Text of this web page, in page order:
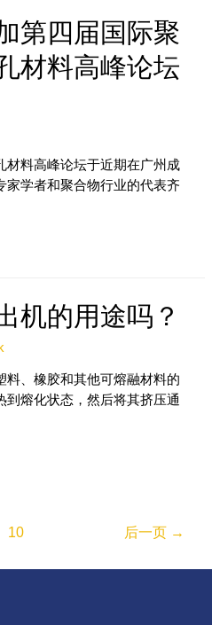
第四届国际聚
材料高峰论坛
材料高峰论坛于近期在广州成
家学者和聚合物行业的代表齐
机的用途吗？
料、橡胶和其他可熔融材料的
到熔化状态，然后将其挤压通
10 后一页 →